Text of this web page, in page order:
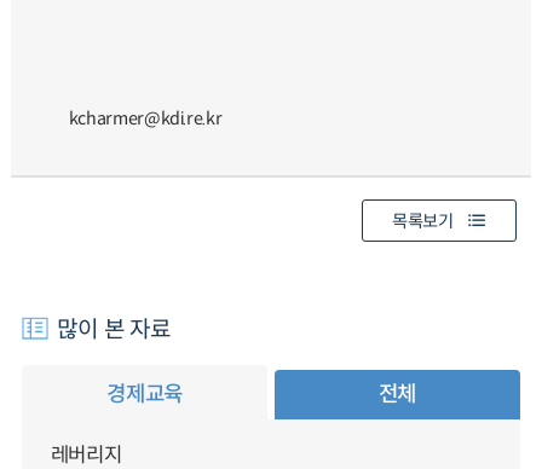
kcharmer@kdi.re.kr
목록보기
많이 본 자료
경제교육 전체
레버리지